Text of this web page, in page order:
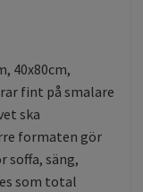
40x80cm,
fint på smalare
ska
formaten gör
soffa, säng,
som total